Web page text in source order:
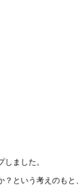
ました。
という考えのもと、